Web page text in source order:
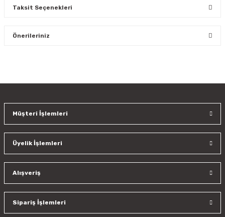
Taksit Seçenekleri
Önerileriniz
Ürün resmi kalitesiz, bozuk veya görüntülenemiyor.
Ürün bilgilerinde hatalar bulunuyor.
Bu ürüne benzer farklı alternatifler olmalı.
Müşteri İşlemleri
Üyelik İşlemleri
Alışveriş
Sipariş İşlemleri